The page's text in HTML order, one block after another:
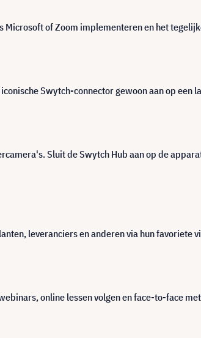
of Zoom implementeren en het
Swytch-connector gewoon aan op een
Sluit de Swytch Hub aan op de
leveranciers en anderen via hun favoriete
online lessen volgen en face-to-face